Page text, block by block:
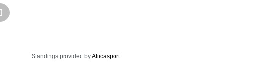
Standings provided byAfricasport